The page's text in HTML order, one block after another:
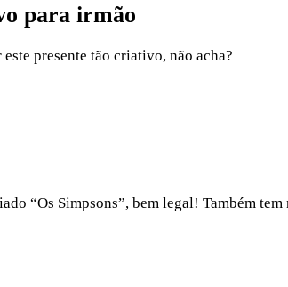
para irmão
presente tão criativo, não acha?
“Os Simpsons”, bem legal! Também tem